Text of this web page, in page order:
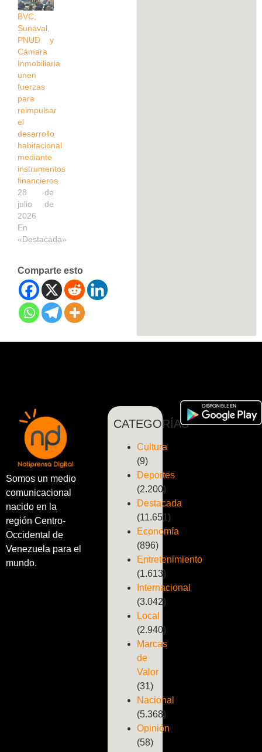
BVC,
Sunaval,
PNUD y
Cámara
Inmobiliaria
unen
fuerzas
para
reimpulsar
el
desarrollo
habitacional
mediante
instrumentos
financieros
28 de
julio de
2026
En
«Destacada»
Comparte esto
Somos un medio
comunicacional
nacido en la
región Centro-
Occidental de
Venezuela para el
mundo.
CATEGORÍAS
Cultura
(9)
Deportes
(2.200)
Destacada
(11.651)
Economía
(896)
Entretenimiento
(1.613)
Internacional
(3.042)
Local
(2.940)
Marcas
de
Valor
(31)
Nacional
(5.368)
Opinión
(58)